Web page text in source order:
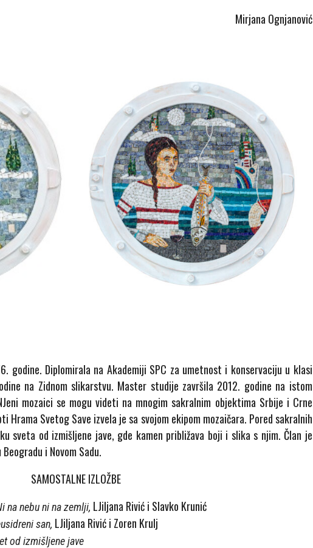
Mirjana Ognjanović
godine. Diplomirala na Akademiji SPC za umetnost i konservaciju u klasi
na Zidnom slikarstvu. Master studije završila 2012. godine na istom
mozaici se mogu videti na mnogim sakralnim objektima Srbije i Crne
Hrama Svetog Save izvela je sa svojom ekipom mozaičara. Pored sakralnih
sveta od izmišljene jave, gde kamen približava boji i slika s njim. Član je
i Novom Sadu.
SAMOSTALNE IZLOŽBE
na nebu ni na zemlji, LJiljana Rivić i Slavko Krunić
san, LJiljana Rivić i Zoren Krulj
od izmišljene jave